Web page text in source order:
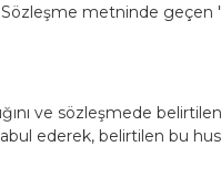
metninde geçen
ve sözleşmede
ederek, belirtilen bu